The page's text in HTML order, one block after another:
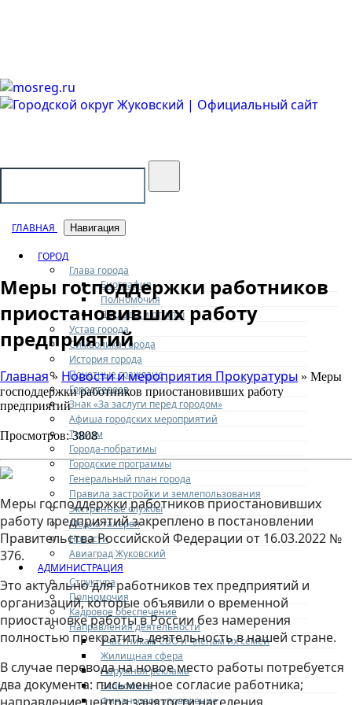
ГЛАВНАЯ Навигация
ГОРОД
Глава города
Биография
Полномочия
Доклады и отчеты
Устав города
Символика города
История города
Почетные граждане
Город героев
Знак «За заслуги перед городом»
Афиша городских мероприятий
Туризм
Города-побратимы
Городские программы
Генеральный план города
Правила застройки и землепользования
Экстренные службы
Медиа галерея
Новости
Авиаград Жуковский
АДМИНИСТРАЦИЯ
Структура
Полномочия
Кадровое обеспечение
Направления деятельности
Участникам СВО и членам их семей
Жилищная сфера
Наружная реклама
Экономика
Финансовое управление
Меры господдержки работников
приостановивших работу
предприятий
Главная» Новости и мероприятия Прокуратуры » Меры
господдержки работников приостановивших работу
предприятий
Просмотров: 3808
Меры господдержки работников приостановивших
работу предприятий закреплено в постановлении
Правительства Российской Федерации от 16.03.2022 №
376.
Это актуально для работников тех предприятий и
организаций, которые объявили о временной
приостановке работы в России без намерения
полностью прекратить деятельность в нашей стране.
В случае перевода на новое место работы потребуется
два документа: письменное согласие работника;